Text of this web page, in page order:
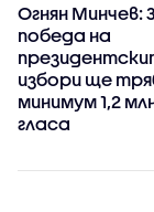
Огнян Минчев:
победа на
избори ще
минимум 1,2
гласа